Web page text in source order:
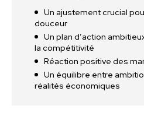
Un ajustement crucial
douceur
Un plan d’action
la compétitivité
Réaction positive des
Un équilibre entre
réalités économiques